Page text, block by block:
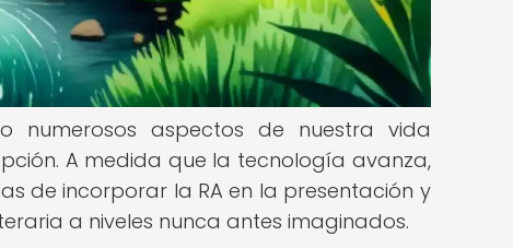
numerosos aspectos de nuestra vida
A medida que la tecnología avanza,
de incorporar la RA en la presentación y
a niveles nunca antes imaginados.